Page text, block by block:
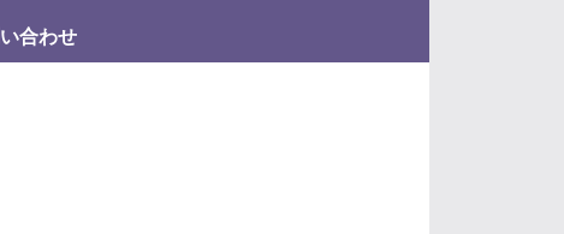
合わせ